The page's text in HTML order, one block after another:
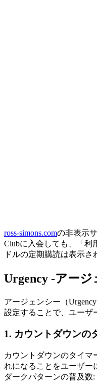
ross-simons.comの非表示
Clubに入会しても、「利
ドルの定期購読は表示さ
Urgency -アージ
アージェンシー（
設定することで、ユーザ
1. カウントダウンの
カウントダウンのタイマ
れになることをユーザー
ダークパターンの普及数: